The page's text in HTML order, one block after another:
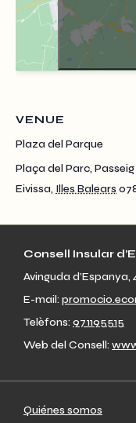
VENUE
Plaza del Parque
Plaça del Parc,
Eivissa, Illes Balears
Consell Insular
Avinguda d’Espanya,
E-mail:
Telèfons: 971195515
Web del Consell:
Quiénes somos